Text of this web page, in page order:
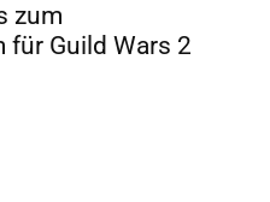
zum
für Guild Wars 2